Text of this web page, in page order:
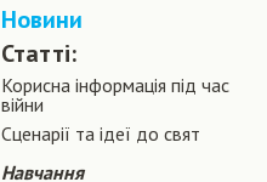
Новини
Статті:
Корисна інформація під час
війни
Сценарiї та iдеї до свят
Навчання